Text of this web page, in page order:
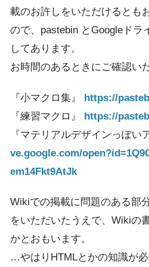
載のお許しをいただけるとも
ので、pastebin とGoogleドラ
してあります。
お時間のあるときにご確認い
『小マクロ集』 https://
『練習マクロ』 https://
『マテリアルデザインっぽい
ve.google.com/
em14Fkt9AtJk
Wikiでの掲載に問題のある部
をいただいたうえで、Wikiの
かとおもいます。
…やはりHTMLとかの知識が